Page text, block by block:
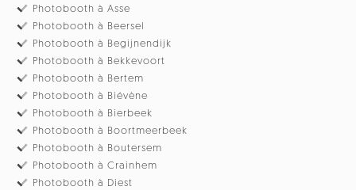
Photobooth à Asse
Photobooth à Beersel
Photobooth à Begijnendijk
Photobooth à Bekkevoort
Photobooth à Bertem
Photobooth à Biévène
Photobooth à Bierbeek
Photobooth à Boortmeerbeek
Photobooth à Boutersem
Photobooth à Crainhem
Photobooth à Diest